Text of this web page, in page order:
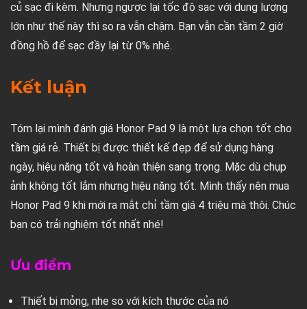
củ sạc đi kèm. Nhưng ngược lại tốc độ sạc với dung lượng
lớn như thế này thì so ra vẫn chậm. Bạn vẫn cần tầm 2 giờ
đồng hồ để sạc đầy lại từ 0% nhé.
Kết luận
Tóm lại mình đánh giá Honor Pad 9 là một lựa chọn tốt cho
tầm giá rẻ. Thiết bị được thiết kế đẹp để sử dụng hàng
ngày, hiệu năng tốt và hoàn thiện sang trọng. Mặc dù chụp
ảnh không tốt lắm nhưng hiệu năng tốt. Mình thấy nên mua
Honor Pad 9 khi mới ra mắt chỉ tầm giá 4 triệu mà thôi. Chúc
bạn có trải nghiệm tốt nhất nhé!
Ưu điểm
Thiết bị mỏng, nhẹ so với kích thước của nó